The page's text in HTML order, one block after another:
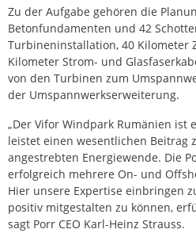
Zu der Aufgabe gehören die
Betonfundamenten und 42
Turbineninstallation, 40 Kilometer
Kilometer Strom- und
von den Turbinen zum
der Umspannwerkserweiterung.
„Der Vifor Windpark Rumänien ist
leistet einen wesentlichen Beitrag
angestrebten Energiewende. Die
erfolgreich mehrere On- und
Hier unsere Expertise einbringen
positiv mitgestalten zu können,
sagt Porr CEO Karl-Heinz Strauss.